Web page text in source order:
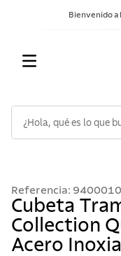
Bienvenido a
Referencia:
Cubeta
Collection
Acero
2.
sarten
3.
cubiertos
4.
ollas